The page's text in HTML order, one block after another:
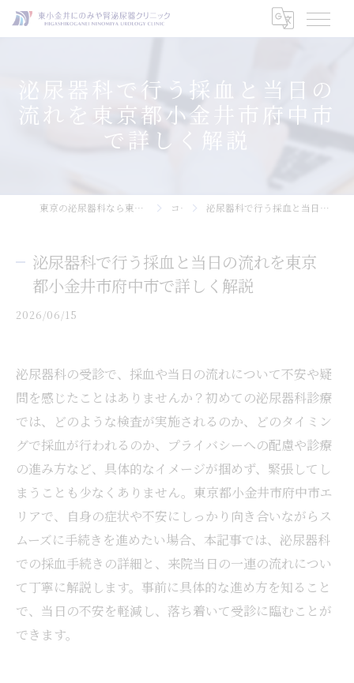
泌尿器科で行う採血と当日の
流れを東京都小金井市府中市
で詳しく解説
東京の泌尿器科なら東小金井にのみや腎泌尿器クリニック コラム 泌尿器科で行う採血と当日の流れを東京都小金井市府中市で詳しく解説
泌尿器科で行う採血と当日の流れを東京
都小金井市府中市で詳しく解説
2026/06/15
泌尿器科の受診で、採血や当日の流れについて不安や疑
問を感じたことはありませんか？初めての泌尿器科診療
では、どのような検査が実施されるのか、どのタイミン
グで採血が行われるのか、プライバシーへの配慮や診療
の進み方など、具体的なイメージが掴めず、緊張してし
まうことも少なくありません。東京都小金井市府中市エ
リアで、自身の症状や不安にしっかり向き合いながらス
ムーズに手続きを進めたい場合、本記事では、泌尿器科
での採血手続きの詳細と、来院当日の一連の流れについ
て丁寧に解説します。事前に具体的な進め方を知ること
で、当日の不安を軽減し、落ち着いて受診に臨むことが
できます。